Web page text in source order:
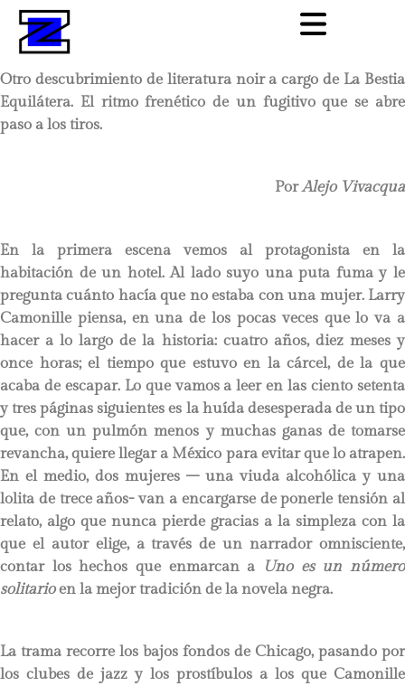
Otro descubrimiento de literatura noir a cargo de La Bestia
Equilátera. El ritmo frenético de un fugitivo que se abre
paso a los tiros.
PorAlejo Vivacqua
En la primera escena vemos al protagonista en la
habitación de un hotel. Al lado suyo una puta fuma y le
pregunta cuánto hacía que no estaba con una mujer. Larry
Camonille piensa, en una de los pocas veces que lo va a
hacer a lo largo de la historia: cuatro años, diez meses y
once horas; el tiempo que estuvo en la cárcel, de la que
acaba de escapar. Lo que vamos a leer en las ciento setenta
y tres páginas siguientes es la huída desesperada de un tipo
que, con un pulmón menos y muchas ganas de tomarse
revancha, quiere llegar a México para evitar que lo atrapen.
En el medio, dos mujeres – una viuda alcohólica y una
lolita de trece años- van a encargarse de ponerle tensión al
relato, algo que nunca pierde gracias a la simpleza con la
que el autor elige, a través de un narrador omnisciente,
contar los hechos que enmarcan a Uno es un número
solitarioen la mejor tradición de la novela negra.
La trama recorre los bajos fondos de Chicago, pasando por
los clubes de jazz y los prostíbulos a los que Camonille